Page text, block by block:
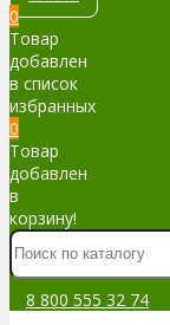
0
Товар
добавлен
в список
избранных
0
Товар
добавлен
в
корзину!
8 800 555 32 74